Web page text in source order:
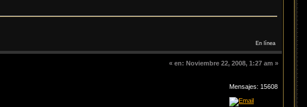
En línea
« en: Noviembre 22, 2008, 1:27 am »
Mensajes: 15608